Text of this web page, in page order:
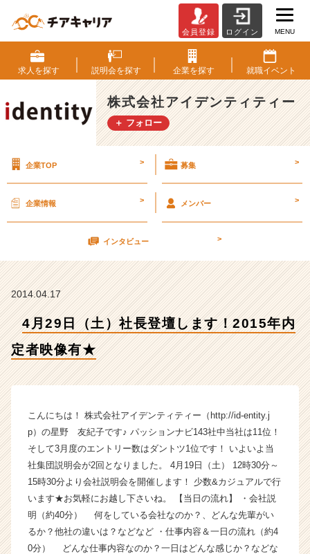
月
2
9
日
（土）
社
し
2
0
者
★
式
会
社
イ
デ
ン
テ
ィ
テ
会員登録 ログイン MENU
求人を探す 説明会を探す 企業を探す 就職イベント
株式会社アイデンティティー
＋ フォロー
企業TOP > 募集 >
企業情報 > メンバー >
インタビュー >
2014.04.17
4月29日（土）社長登壇します！2015年内
定者映像有★
こんにちは！ 株式会社アイデンティティー（http://id-entity.j
p）の星野 友紀子です♪ パッションナビ143社中当社は11位！
そして3月度のエントリー数はダントツ1位です！ いよいよ当
社集団説明会が2回となりました。 4月19日（土） 12時30分～
15時30分より会社説明会を開催します！ 少数&カジュアルで行
います★お気軽にお越し下さいね。 【当日の流れ】 ・会社説
明（約40分） 何をしている会社なのか？、どんな先輩がい
るか？他社の違いは？などなど ・仕事内容＆一日の流れ（約4
0分） どんな仕事内容なのか？一日はどんな感じか？などな